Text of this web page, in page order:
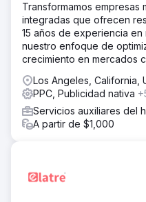
Transformamos empresas
integradas que ofrecen
15 años de experiencia en
nuestro enfoque de
crecimiento en mercados
Los Angeles, California,
PPC, Publicidad nativa
Servicios auxiliares del
A partir de $1,000